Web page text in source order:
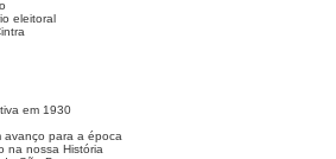
eleitoral
em 1930
avanço para a época
na nossa História